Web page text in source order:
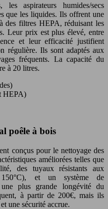
aspirateurs humides/secs
que les liquides. Ils offrent une
des filtres HEPA, réduisant les
Leur prix est plus élevé, entre
et leur efficacité justifient
régulière. Ils sont adaptés aux
fréquents. La capacité du
à 20 litres.
HEPA)
poêle à bois
conçus pour le nettoyage des
améliorées telles que
des tuyaux résistants aux
150°C), et un système de
plus grande longévité du
à partir de 200€, mais ils
une sécurité accrue.